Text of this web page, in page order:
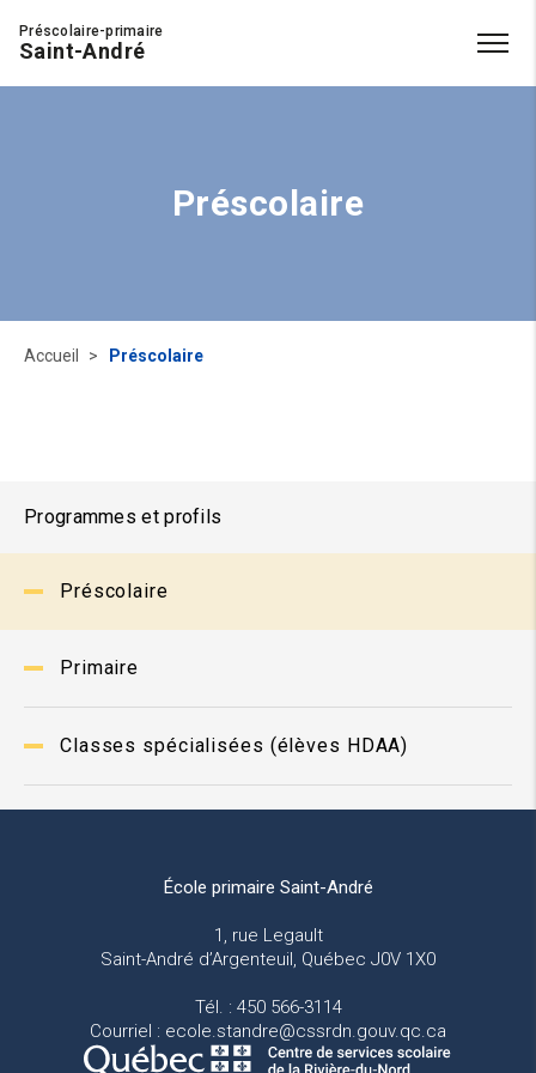
Préscolaire-primaire
Saint-André
Préscolaire
Programmes et profils
Préscolaire
Primaire
Classes spécialisées (élèves HDAA)
Accueil Préscolaire
École primaire Saint-André
1, rue Legault
Saint-André d’Argenteuil, Québec J0V 1X0
Tél. : 450 566-3114
Courriel : ecole.standre@cssrdn.gouv.qc.ca